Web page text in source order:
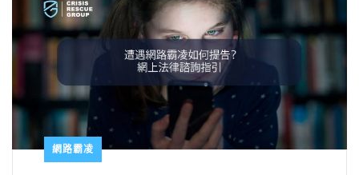
網路霸凌